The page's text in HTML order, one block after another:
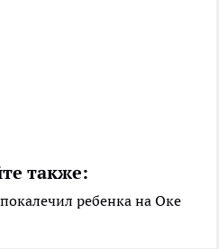
также:
ребенка на Оке